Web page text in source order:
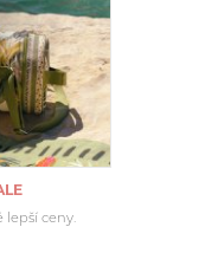
lepší ceny.